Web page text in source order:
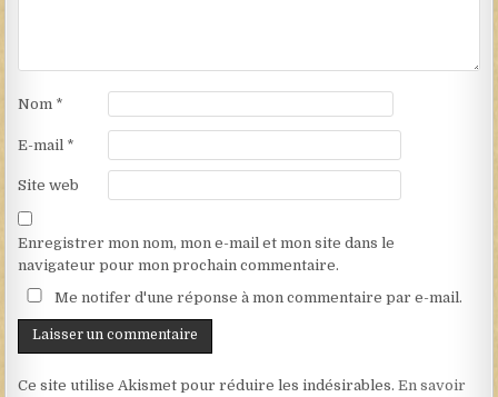
Nom *
E-mail *
Site web
Enregistrer mon nom, mon e-mail et mon site dans le
navigateur pour mon prochain commentaire.
Me notifer d'une réponse à mon commentaire par e-mail.
Ce site utilise Akismet pour réduire les indésirables.En savoir